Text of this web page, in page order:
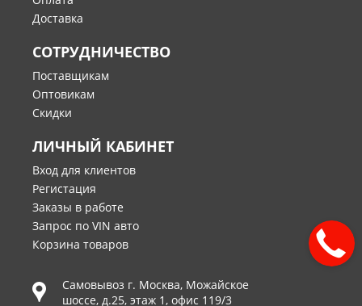
Доставка
СОТРУДНИЧЕСТВО
Поставщикам
Оптовикам
Скидки
ЛИЧНЫЙ КАБИНЕТ
Вход для клиентов
Регистация
Заказы в работе
Запрос по VIN авто
Корзина товаров
Самовывоз г. Москва, Можайское
шоссе, д.25, этаж 1, офис 119/3